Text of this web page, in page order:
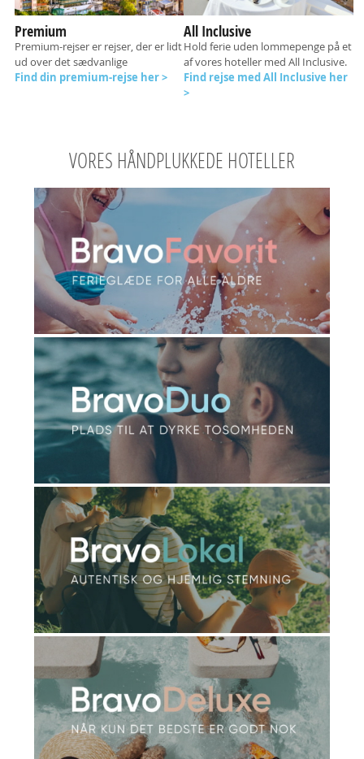
Premium
Premium-rejser er rejser, der er lidt
ud over det sædvanlige
Find din premium-rejse her >
All Inclusive
Hold ferie uden lommepenge på et
af vores hoteller med All Inclusive.
Find rejse med All Inclusive her
>
VORES HÅNDPLUKKEDE HOTELLER